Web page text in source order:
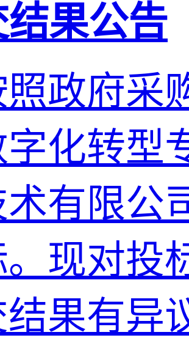
结果公告
照政府采
字化转型
术有限公
。现对投
结果有异